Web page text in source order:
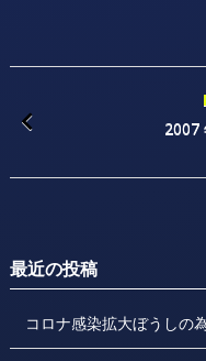
2007
最近の投稿
コロナ感染拡大ぼうしの